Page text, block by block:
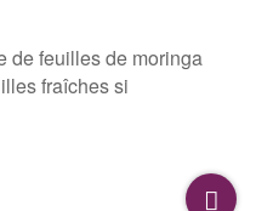
de feuilles de moringa
fraîches si